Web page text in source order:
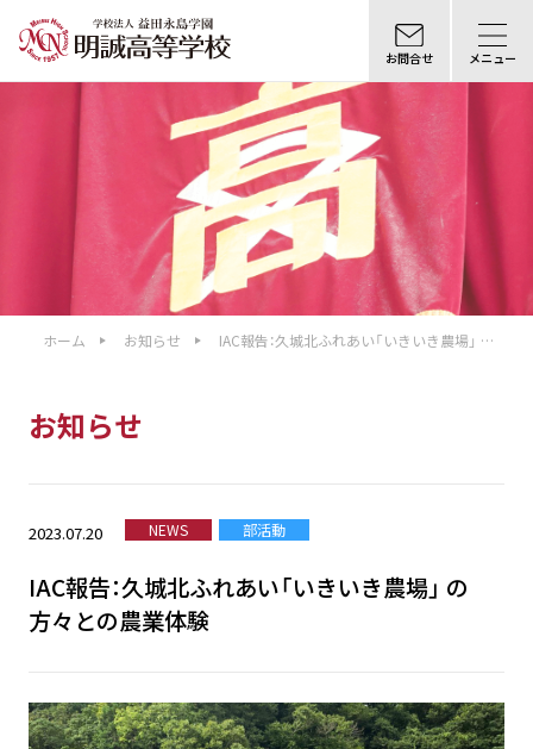
お問合せ メニュー
ホーム お知らせ
IAC報告：久城北ふれあい「いきいき農場」 の
お知らせ
2023.07.20 NEWS 部活動
IAC報告：久城北ふれあい「いきいき農場」 の
方々との農業体験